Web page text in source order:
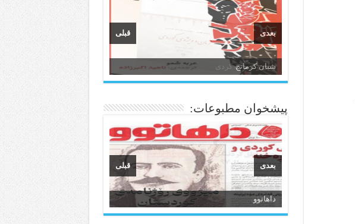
زبان و ادبیات کردی
قبلی بعدی
پیشخوان مطبوعات:
سیروان
قبلی بعدی